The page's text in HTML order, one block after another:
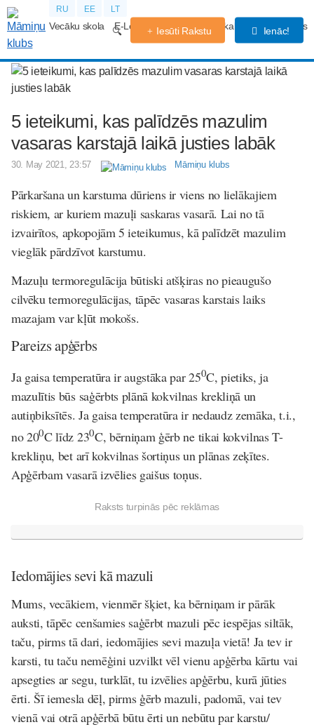
RU EE LT
Vecāku skola E-Lekcijas Grūtniecības kalendārs Forums
Iesūti Rakstu Ienāc!
5 ieteikumi, kas palīdzēs mazulim
vasaras karstajā laikā justies labāk
30. May 2021, 23:57 Māmiņu klubs
Pārkaršana un karstuma dūriens ir viens no lielākajiem
riskiem, ar kuriem mazuļi saskaras vasarā. Lai no tā
izvairītos, apkopojām 5 ieteikumus, kā palīdzēt mazulim
vieglāk pārdzīvot karstumu.
Mazuļu termoregulācija būtiski atšķiras no pieaugušo
cilvēku termoregulācijas, tāpēc vasaras karstais laiks
mazajam var kļūt mokošs.
Pareizs apģērbs
Ja gaisa temperatūra ir augstāka par 250C, pietiks, ja
mazulītis būs saģērbts plānā kokvilnas krekliņā un
autiņbiksītēs. Ja gaisa temperatūra ir nedaudz zemāka, t.i.,
no 200C līdz 230C, bērniņam ģērb ne tikai kokvilnas T-
krekliņu, bet arī kokvilnas šortiņus un plānas zeķītes.
Apģērbam vasarā izvēlies gaišus toņus.
Raksts turpinās pēc reklāmas
Iedomājies sevi kā mazuli
Mums, vecākiem, vienmēr šķiet, ka bērniņam ir pārāk
auksti, tāpēc cenšamies saģērbt mazuli pēc iespējas siltāk,
taču, pirms tā dari, iedomājies sevi mazuļa vietā! Ja tev ir
karsti, tu taču nemēģini uzvilkt vēl vienu apģērba kārtu vai
apsegties ar segu, turklāt, tu izvēlies apģērbu, kurā jūties
ērti. Šī iemesla dēļ, pirms ģērb mazuli, padomā, vai tev
vienā vai otrā apģērbā būtu ērti un nebūtu par karstu/